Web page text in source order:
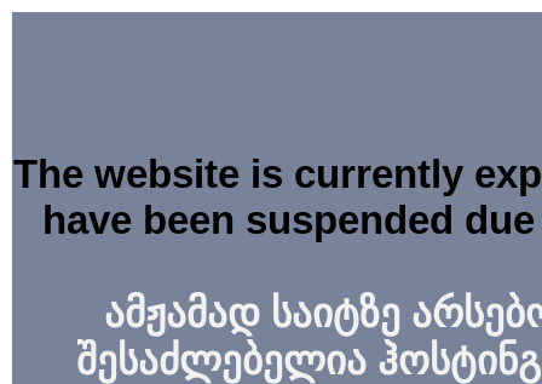
The website is currently
have been suspended
ამჟამად საიტზე
შესაძლებელია